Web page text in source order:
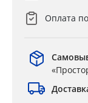
Оплата